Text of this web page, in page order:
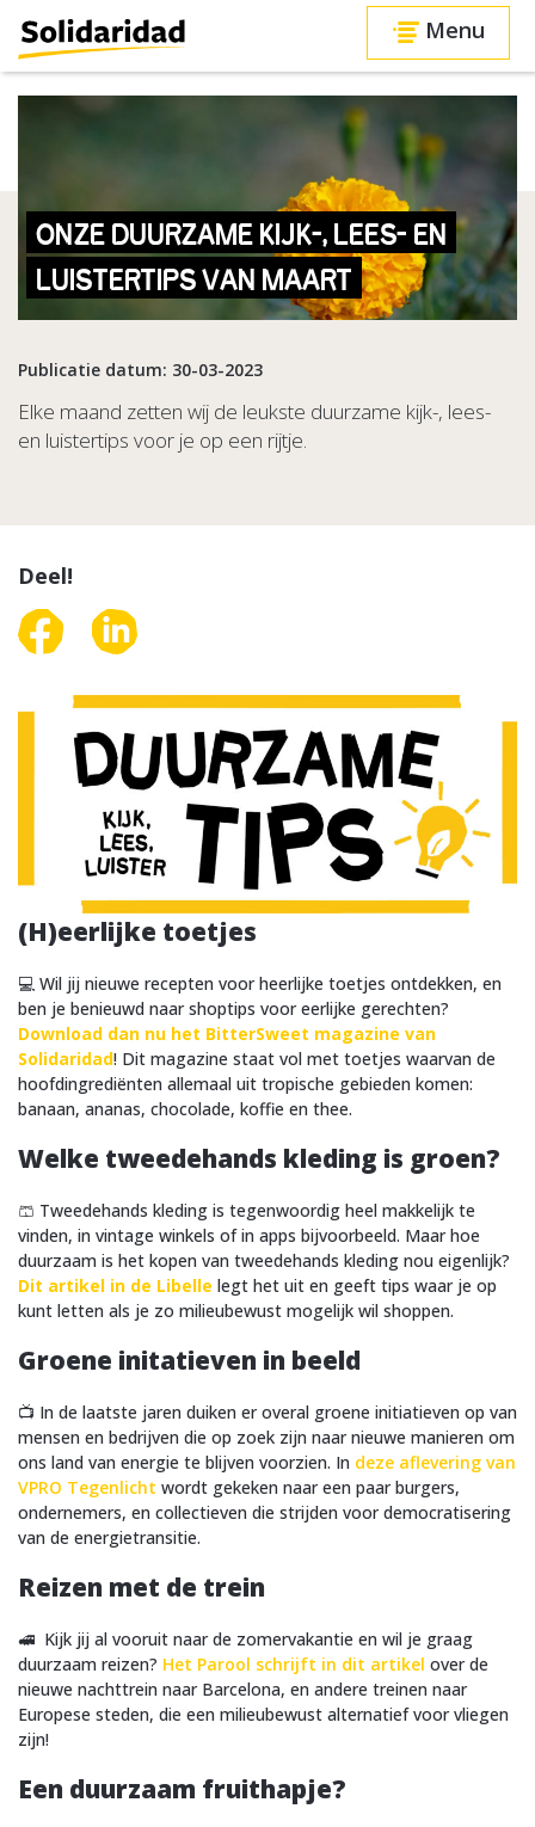
Menu
ONZE DUURZAME KIJK-, LEES- EN
LUISTERTIPS VAN MAART
Publicatie datum: 30-03-2023
Elke maand zetten wij de leukste duurzame kijk-, lees-
en luistertips voor je op een rijtje.
Deel!
(H)eerlijke toetjes
💻 Wil jij nieuwe recepten voor heerlijke toetjes ontdekken, en
ben je benieuwd naar shoptips voor eerlijke gerechten?
Download dan nu het BitterSweet magazine van
Solidaridad! Dit magazine staat vol met toetjes waarvan de
hoofdingrediënten allemaal uit tropische gebieden komen:
banaan, ananas, chocolade, koffie en thee.
Welke tweedehands kleding is groen?
🩳 Tweedehands kleding is tegenwoordig heel makkelijk te
vinden, in vintage winkels of in apps bijvoorbeeld. Maar hoe
duurzaam is het kopen van tweedehands kleding nou eigenlijk?
Dit artikel in de Libelle legt het uit en geeft tips waar je op
kunt letten als je zo milieubewust mogelijk wil shoppen.
Groene initatieven in beeld
📺 In de laatste jaren duiken er overal groene initiatieven op van
mensen en bedrijven die op zoek zijn naar nieuwe manieren om
ons land van energie te blijven voorzien. In deze aflevering van
VPRO Tegenlicht wordt gekeken naar een paar burgers,
ondernemers, en collectieven die strijden voor democratisering
van de energietransitie.
Reizen met de trein
🚅 Kijk jij al vooruit naar de zomervakantie en wil je graag
duurzaam reizen? Het Parool schrijft in dit artikel over de
nieuwe nachttrein naar Barcelona, en andere treinen naar
Europese steden, die een milieubewust alternatief voor vliegen
zijn!
Een duurzaam fruithapje?